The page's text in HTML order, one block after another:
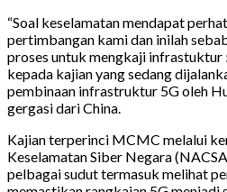
“Soal keselamatan mendapat
pertimbangan kami dan inilah
proses untuk mengkaji infrastuktur
kepada kajian yang sedang
pembinaan infrastruktur 5G oleh
gergasi dari China.
Kajian terperinci MCMC melalui
Keselamatan Siber Negara
pelbagai sudut termasuk melihat